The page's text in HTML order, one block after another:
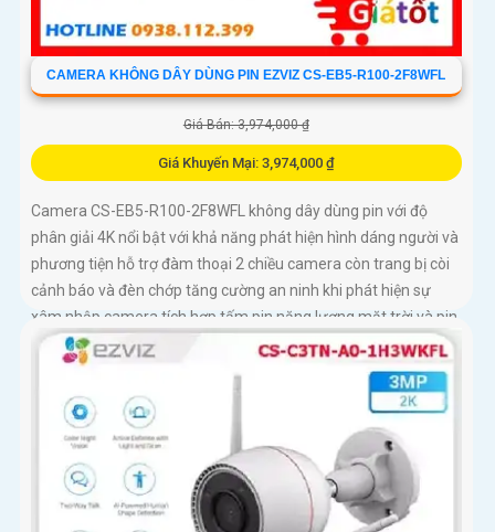
CAMERA KHÔNG DÂY DÙNG PIN EZVIZ CS-EB5-R100-2F8WFL
Giá Bán: 3,974,000 ₫
Giá Khuyến Mại: 3,974,000 ₫
Camera CS-EB5-R100-2F8WFL không dây dùng pin với độ
phân giải 4K nổi bật với khả năng phát hiện hình dáng người và
phương tiện hỗ trợ đàm thoại 2 chiều camera còn trang bị còi
cảnh báo và đèn chớp tăng cường an ninh khi phát hiện sự
xâm nhập camera tích hợp tấm pin năng lượng mặt trời và pin
sạc đạt chuẩn IP65 chống nước và bụi giúp hoạt động bền bỉ
trong mọi điều kiện thời tiết.